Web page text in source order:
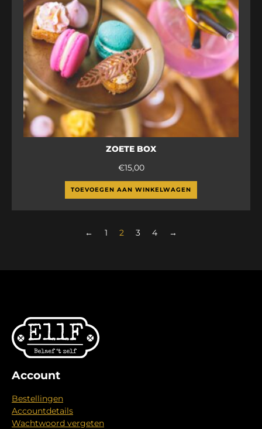
ZOETE BOX
€15,00
TOEVOEGEN AAN WINKELWAGEN
← 1 2 3 4 →
Account
Bestellingen
Accountdetails
Wachtwoord vergeten